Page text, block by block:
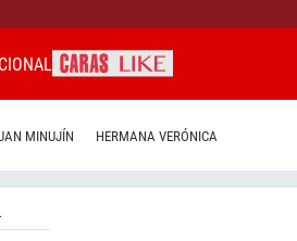
MINUJÍN HERMANA VERÓNICA